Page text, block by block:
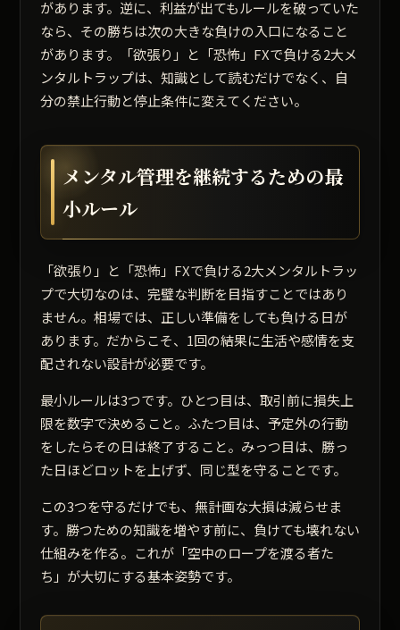
があります。逆に、利益が出てもルールを破っていた
なら、その勝ちは次の大きな負けの入口になること
があります。「欲張り」と「恐怖」FXで負ける2大メ
ンタルトラップは、知識として読むだけでなく、自
分の禁止行動と停止条件に変えてください。
メンタル管理を継続するための最
小ルール
「欲張り」と「恐怖」FXで負ける2大メンタルトラッ
プで大切なのは、完璧な判断を目指すことではあり
ません。相場では、正しい準備をしても負ける日が
あります。だからこそ、1回の結果に生活や感情を支
配されない設計が必要です。
最小ルールは3つです。ひとつ目は、取引前に損失上
限を数字で決めること。ふたつ目は、予定外の行動
をしたらその日は終了すること。みっつ目は、勝っ
た日ほどロットを上げず、同じ型を守ることです。
この3つを守るだけでも、無計画な大損は減らせま
す。勝つための知識を増やす前に、負けても壊れない
仕組みを作る。これが「空中のロープを渡る者た
ち」が大切にする基本姿勢です。